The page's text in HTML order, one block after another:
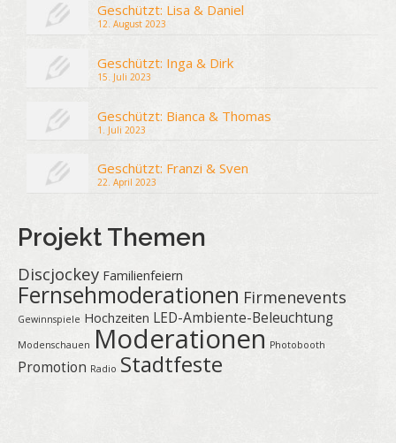
Geschützt: Lisa & Daniel
12. August 2023
Geschützt: Inga & Dirk
15. Juli 2023
Geschützt: Bianca & Thomas
1. Juli 2023
Geschützt: Franzi & Sven
22. April 2023
Projekt Themen
Discjockey Familienfeiern
Fernsehmoderationen Firmenevents
Gewinnspiele Hochzeiten LED-Ambiente-Beleuchtung
Modenschauen Moderationen Photobooth
Promotion Radio Stadtfeste